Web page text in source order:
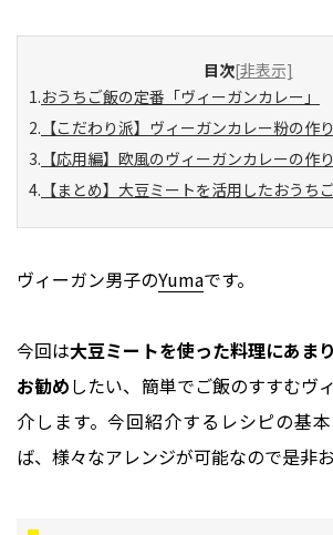
目次[非表示]
おうちご飯の定番「ヴィーガンカレー」
【こだわり派】ヴィーガンカレー粉の作
【応用編】欧風のヴィーガンカレーの作
【まとめ】大豆ミートを活用したおうち
ヴィーガン男子のYumaです。
今回は大豆ミートを使った料理にあま
お勧めしたい、簡単でご飯のすすむヴ
介します。今回紹介するレシピの基
ば、様々なアレンジが可能なので是非